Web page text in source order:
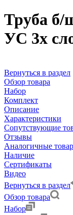
Труба б/
УС 3х
Вернуться в раздел
Обзор товара
Набор
Комплект
Описание
Характеристики
Сопутствующие
Отзывы
Аналогичные
Наличие
Сертификаты
Видео
Вернуться в раздел
Обзор товара
Набор